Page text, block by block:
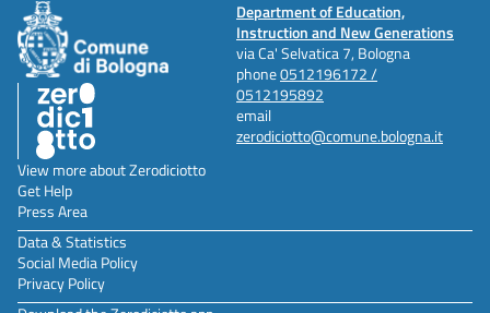
Department of Education,
Instruction and New Generations
via Ca' Selvatica 7, Bologna
phone0512196172 /
0512195892
email
zerodiciotto@comune.bologna.it
View more about Zerodiciotto
Get Help
Press Area
Data & Statistics
Social Media Policy
Privacy Policy